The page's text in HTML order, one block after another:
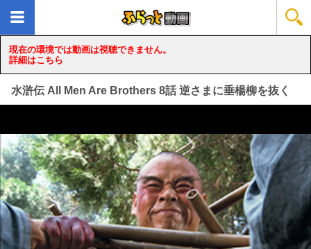
現在の環境では動画は視聴できません。
詳細はこちら
水滸伝 All Men Are Brothers 8話 逆さまに垂楊柳を抜く
loading...